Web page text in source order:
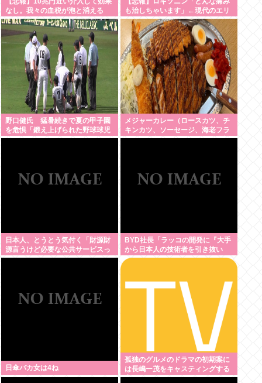
なし。我々の血税が泡と消える
も治しちゃいます」←現代のエリ
クサーやろ…
野口健氏 猛暑続きで夏の甲子園
を危惧「鍛え上げられた野球球児
でも、危ないのではないかな」
メジャーカレー（ロースカツ、チ
キンカツ、ソーセージ、海老フラ
イ、ゆで卵）ケンモメンなら余裕
日本人、とうとう気付く「財源財
源言うけど必要な公共サービスっ
て無くね？」
BYD社長「ラッコの開発に『大手
から日本人の技術者を引き抜い
た』って噂は嘘。開発チームに日
日傘バカ女は4ね
孤独のグルメのドラマの初期案に
は長嶋ー茂をキャスティングする
案もあった←これ